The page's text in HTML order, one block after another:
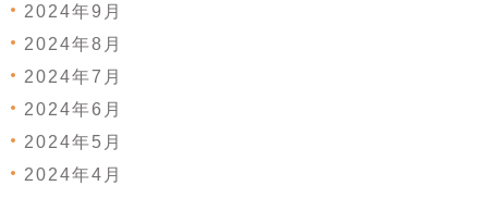
2024年9月
2024年8月
2024年7月
2024年6月
2024年5月
2024年4月